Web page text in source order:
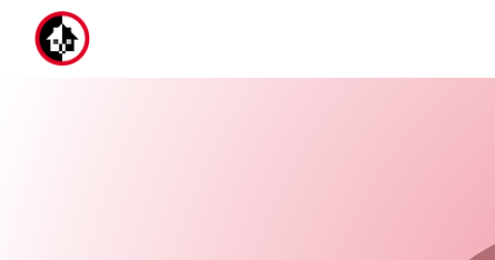
Panneau de gestion des cookies